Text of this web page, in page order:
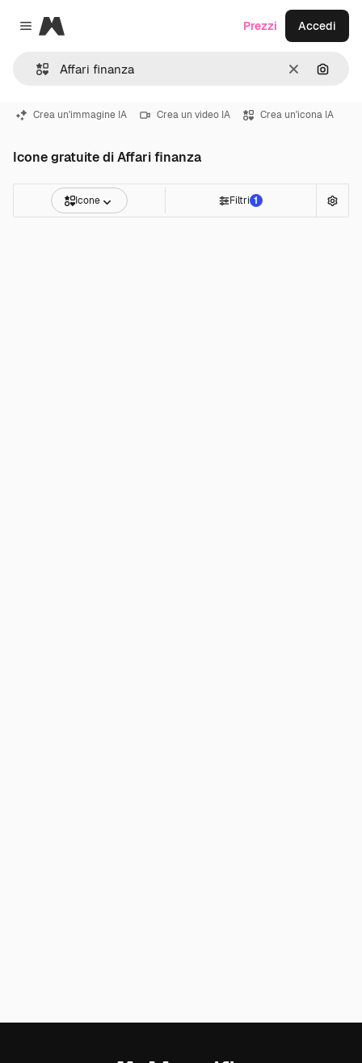
Close menu
Magnific
CancellaCerca
Prezzi Accedi
Crea un'immagine IA Crea un video IA Crea un'icona IA
Icone gratuite di Affari finanza
Icone Filtri 1